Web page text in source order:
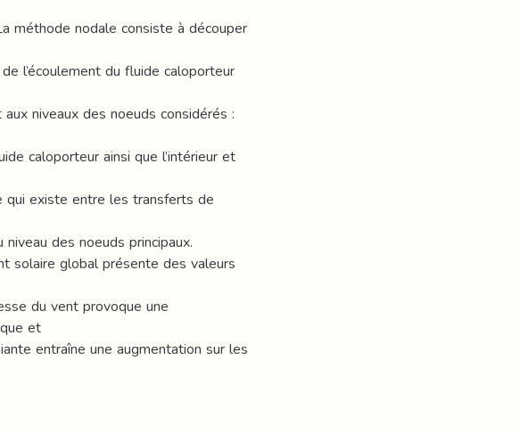
méthode nodale consiste à découper
l’écoulement du fluide caloporteur
niveaux des noeuds considérés :
caloporteur ainsi que l’intérieur et
qui existe entre les transferts de
des noeuds principaux.
solaire global présente des valeurs
du vent provoque une
et
entraîne une augmentation sur les